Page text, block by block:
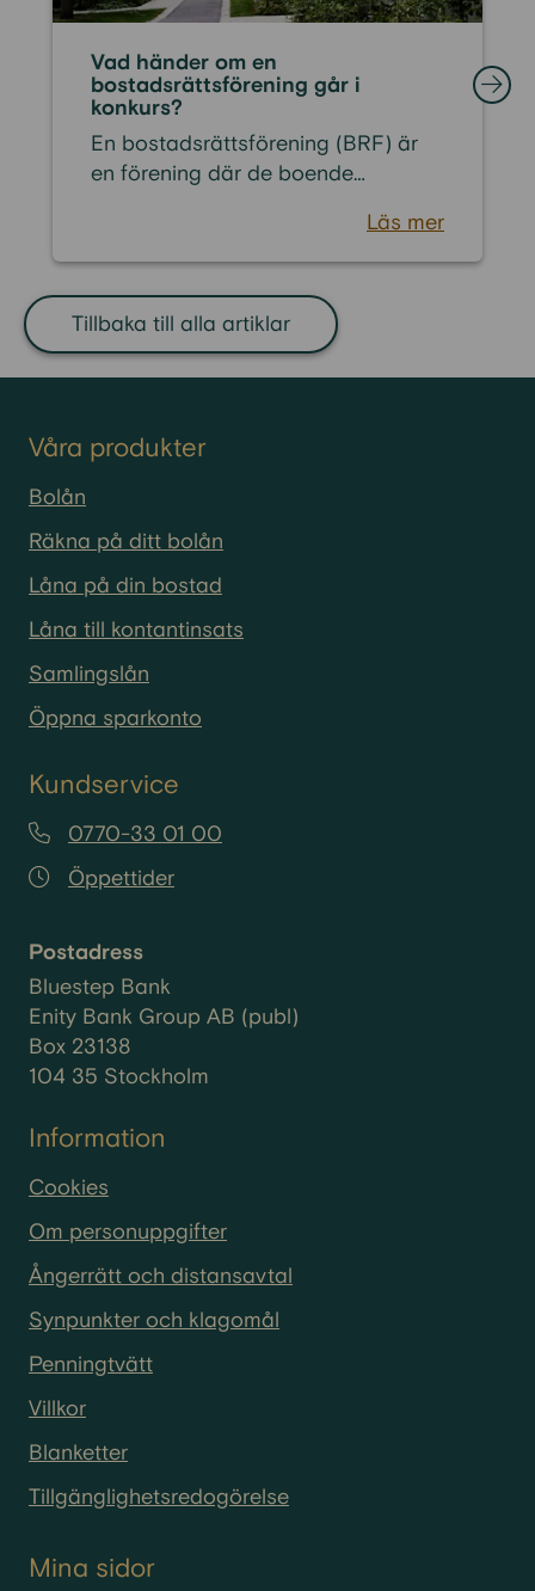
Vad händer om en
bostadsrättsförening går i
konkurs?
En bostadsrättsförening (BRF) är
en förening där de boende
ansvarar för den gemensamma
ekonomin. I praktiken fungerar
föreningen som ett företag med
inkomster, kostnader och ofta stora
lån. Om föreningen inte längre kan
betala sina skulder kan den, precis
sällsynt, men det händer. När en
över ansvaret. Fastigheten säljs,
föreningen upplöses och
bostadsrätterna upphör att existera
som ägandeform. I stället
de tidigare
bostadsrättsinnehavarna blir
Om din bostadsrättsförening går i
konkurs får du alltså vanligtvis bo
kvar i din bostad, men du äger den
eventuella bolån kvar. Just därför är
faktiskt innebär i praktiken.
Läs mer
Tillbaka till alla artiklar
Våra produkter
Bolån
Räkna på ditt bolån
Låna på din bostad
Låna till kontantinsats
Samlingslån
Öppna sparkonto
Kundservice
0770-33 01 00
Öppettider
Postadress
Bluestep Bank
Enity Bank Group AB (publ)
Box 23138
104 35 Stockholm
Information
Cookies
Om personuppgifter
Ångerrätt och distansavtal
Synpunkter och klagomål
Penningtvätt
Villkor
Blanketter
Tillgänglighetsredogörelse
Mina sidor